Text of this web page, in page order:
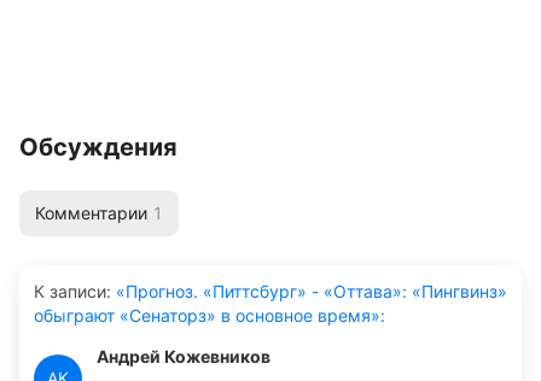
Обсуждения
Комментарии 1
К записи: «Прогноз. «Питтсбург» - «Оттава»: «Пингвинз»
обыграют «Сенаторз» в основное время»:
Андрей Кожевников